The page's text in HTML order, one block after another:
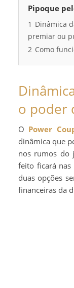
Pipoque
1 Dinâmica
premiar ou
2 Como
o poder
Power
dinâmica que
nos rumos do
feito ficará nas
duas opções
financeiras da